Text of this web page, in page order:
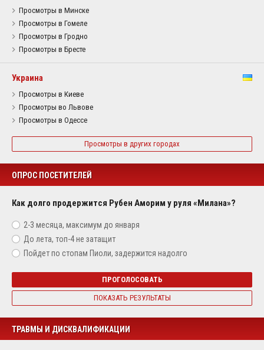
Просмотры в Минске
Просмотры в Гомеле
Просмотры в Гродно
Просмотры в Бресте
Украина
Просмотры в Киеве
Просмотры во Львове
Просмотры в Одессе
Просмотры в других городах
ОПРОС ПОСЕТИТЕЛЕЙ
Как долго продержится Рубен Аморим у руля «Милана»?
2-3 месяца, максимум до января
До лета, топ-4 не затащит
Пойдет по стопам Пиоли, задержится надолго
ПРОГОЛОСОВАТЬ
ПОКАЗАТЬ РЕЗУЛЬТАТЫ
ТРАВМЫ И ДИСКВАЛИФИКАЦИИ